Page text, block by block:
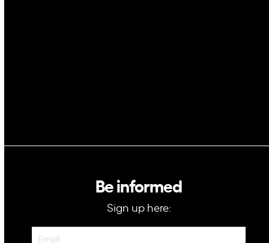
Be informed
Sign up here:
Newsletter